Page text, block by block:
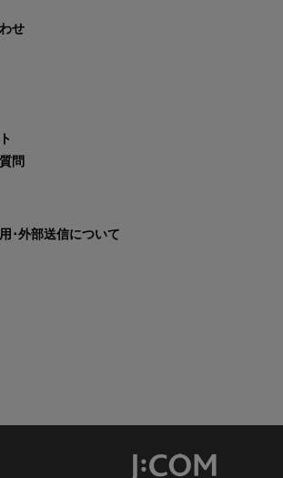
せ
問
･外部送信について